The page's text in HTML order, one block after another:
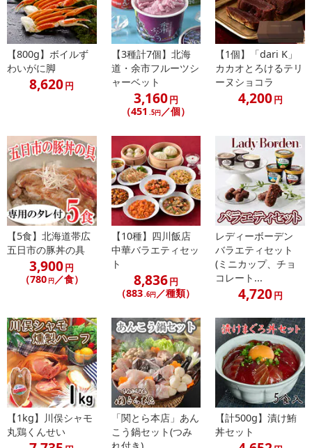
【キャンセルについて】
※お申込み後のキャンセルはお受けできません。
記載されている内容を必ずご確認いただき、お届けする商品セット
にご納得いただきましたうえでお申し込みください。
※パッケージ変更や商品リニューアル（成分など含む）等により、
参考の掲載画像や画像内のバーコードなど、お届け商品と多少異な
また、[新たな加工食品の原料原産地表示制度]の経過措置期間の終
了により、商品詳細内に記載の原産国・原材料の表記が旧表記の場
合がございます。
あらかじめご了承いただいた上でお申込みください。なお、本理由
によるお申込み後のキャンセル・返品交換は対応いたしかねます。
【お支払いについて】
※送料はお試し費用に含まれております。
※d払い、PayPay、au PAY、au PAY（auかんたん決済）、ソフトバ
ンクまとめて支払い、楽天ペイ、メルペイ、AEON Pay、Amazon
Payでお支払いの場合、決済のため外部サイトへ遷移します。
了することがございます。ご了承いただいたうえでお申し込みくだ
さい。
【配送伝票番号について】
※配送形態がメール便の商品については、商品の発送完了後、配送
伝票番号がマイページに表示されない場合もございます。
【配送日時の指定について】
【800g】ボイルず
わいがに脚
8,620円
【3種計7個】北海
道・余市フルーツシ
ャーベット
3,160円
（451 .5円／個）
【1個】「dari K」
カカオとろけるテリ
ーヌショコラ
4,200円
【5食】北海道帯広
五日市の豚丼の具
3,900円
（780 円／食）
【10種】四川飯店
中華バラエティセッ
ト
8,836円
（883.6円／種類）
レディーボーデン
バラエティセット
(ミニカップ、チョ
コレート...
4,720円
【1kg】川俣シャモ
丸鶏くんせい
「関とら本店」あん
こう鍋セット(つみ
れ付き)
【計500g】漬け鮪
丼セット